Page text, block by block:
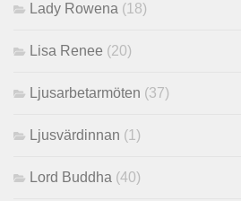
Lady Rowena (18)
Lisa Renee (20)
Ljusarbetarmöten (37)
Ljusvärdinnan (1)
Lord Buddha (40)